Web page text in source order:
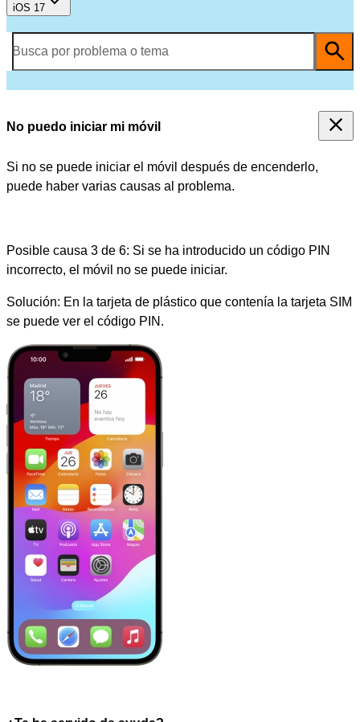
iOS 17
Busca por problema o tema
No puedo iniciar mi móvil
Si no se puede iniciar el móvil después de encenderlo,
puede haber varias causas al problema.
Posible causa 3 de 6: Si se ha introducido un código PIN
incorrecto, el móvil no se puede iniciar.
Solución: En la tarjeta de plástico que contenía la tarjeta SIM
se puede ver el código PIN.